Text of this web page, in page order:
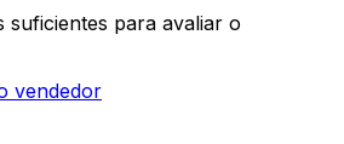
suficientes para avaliar o
vendedor